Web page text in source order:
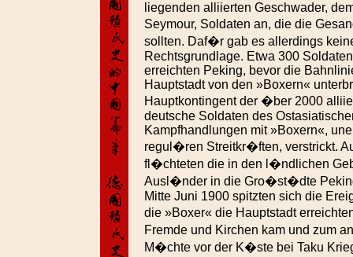
liegenden alliierten Geschwader,
Seymour, Soldaten an, die die
sollten. Daf�r gab es allerdings
Rechtsgrundlage. Etwa 300
erreichten Peking, bevor die
Hauptstadt von den »Boxern«
Hauptkontingent der �ber 2000
deutsche Soldaten des
Kampfhandlungen mit »Boxern«,
regul�ren Streitkr�ften, verstrickt.
fl�chteten die in den l�ndlichen
Ausl�nder in die Gro�st�dte
Mitte Juni 1900 spitzten sich die
die »Boxer« die Hauptstadt
Fremde und Kirchen kam und zum
M�chte vor der K�ste bei Taku